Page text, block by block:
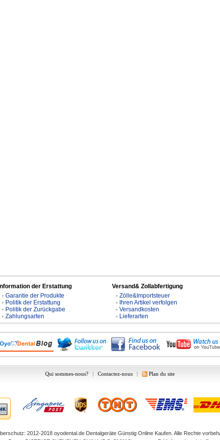
Information der Erstattung
Garantie der Produkte
Politik der Erstattung
Politik der Zurückgabe
Zahlungsarten
Versand& Zollabfertigung
Zölle&Importsteuer
Ihren Artikel verfolgen
Versandkosten
Lieferarten
Qui sommes-nous? | Contactez-nous | Plan du site
2012-2018 oyodental.de Dentalgeräte Günstig Online Kaufen. Alle Rechte